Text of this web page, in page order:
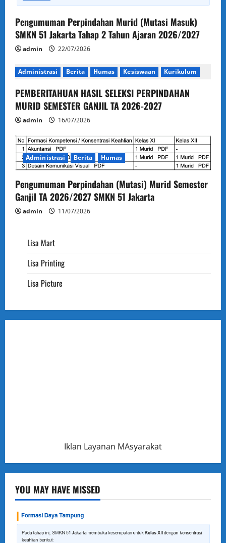
i
o
n
Pengumuman Perpindahan Murid (Mutasi Masuk)
SMKN 51 Jakarta Tahap 2 Tahun Ajaran 2026/2027
admin 22/07/2026
Administrasi Berita Humas Kesiswaan Kurikulum
PEMBERITAHUAN HASIL SELEKSI PERPINDAHAN
MURID SEMESTER GANJIL TA 2026-2027
admin 16/07/2026
Administrasi Berita Humas
Pengumuman Perpindahan (Mutasi) Murid Semester
Ganjil TA 2026/2027 SMKN 51 Jakarta
admin 11/07/2026
Lisa Mart
Lisa Printing
Lisa Picture
Iklan Layanan MAsyarakat
YOU MAY HAVE MISSED